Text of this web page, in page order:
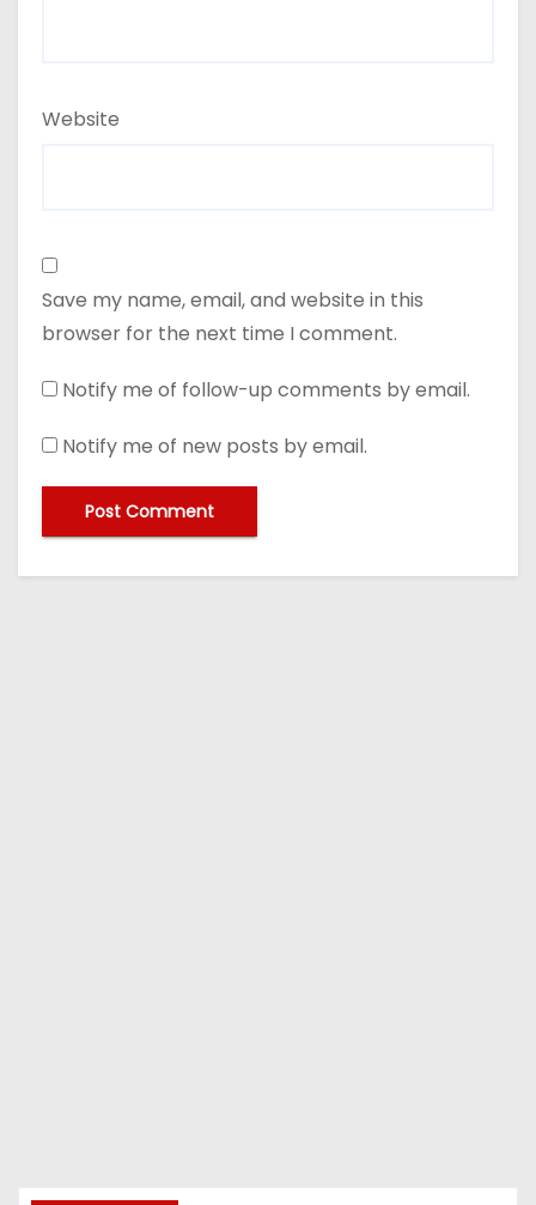
Website
Save my name, email, and website in this
browser for the next time I comment.
Notify me of follow-up comments by email.
Notify me of new posts by email.